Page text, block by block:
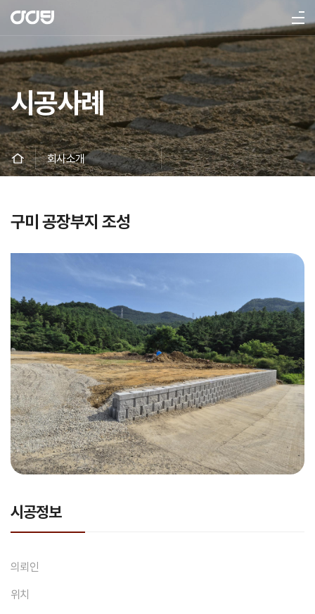
시공사례
회사소개
인사말
비전
회사연혁
인증현황
조직도
찾아오시는길
제품소개
평면형 옹벽제품
다면형 옹벽제품
곡면형 옹벽제품
보강토형 아이블록
하천보호제품
주차공간 조성용 제품
고객지원
구미 공장부지 조성
시공정보
의뢰인
위치